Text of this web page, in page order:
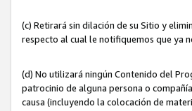
(c) Retirará sin dilación de su Sitio y
respecto al cual le notifiquemos que ya
(d) No utilizará ningún Contenido del
patrocinio de alguna persona o
causa (incluyendo la colocación de